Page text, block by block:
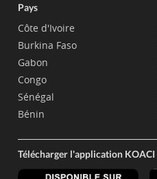
Pays
Côte d'Ivoire
Burkina Faso
Gabon
Congo
Sénégal
Bénin
Télécharger l'application KOACI